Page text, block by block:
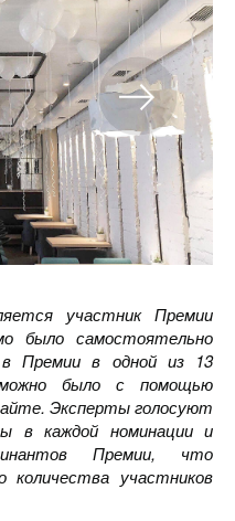
участник Премии
было самостоятельно
Премии в одной из 13
было с помощью
Эксперты голосуют
в каждой номинации и
Премии, что
участников